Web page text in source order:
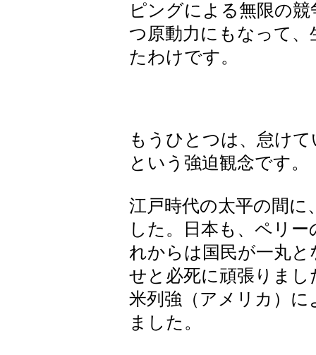
ピングによる無限の
つ原動力にもなって
たわけです。
もうひとつは、怠け
という強迫観念です。
江戸時代の太平の間に
した。日本も、ペリ
れからは国民が一丸
せと必死に頑張りま
米列強（アメリカ）
ました。